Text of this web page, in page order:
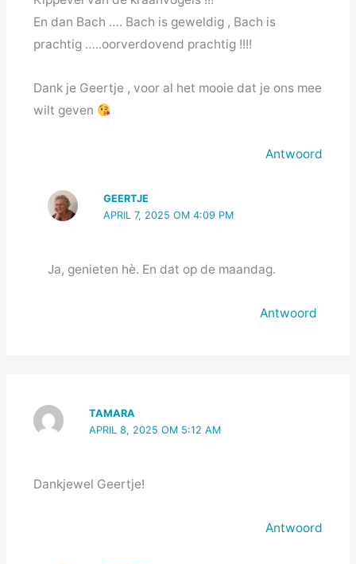
En dan Bach …. Bach is geweldig , Bach is
prachtig …..oorverdovend prachtig !!!!
Dank je Geertje , voor al het mooie dat je ons mee
wilt geven
Antwoord
GEERTJE
APRIL 7, 2025 OM 4:09 PM
Ja, genieten hè. En dat op de maandag.
Antwoord
TAMARA
APRIL 8, 2025 OM 5:12 AM
Dankjewel Geertje!
Antwoord